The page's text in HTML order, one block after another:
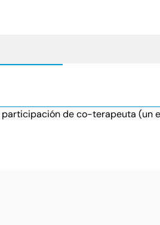
de co-terapeuta (un